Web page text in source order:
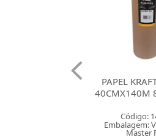
PAPEL
60CMX140M
Código:
Embalagem:
Master